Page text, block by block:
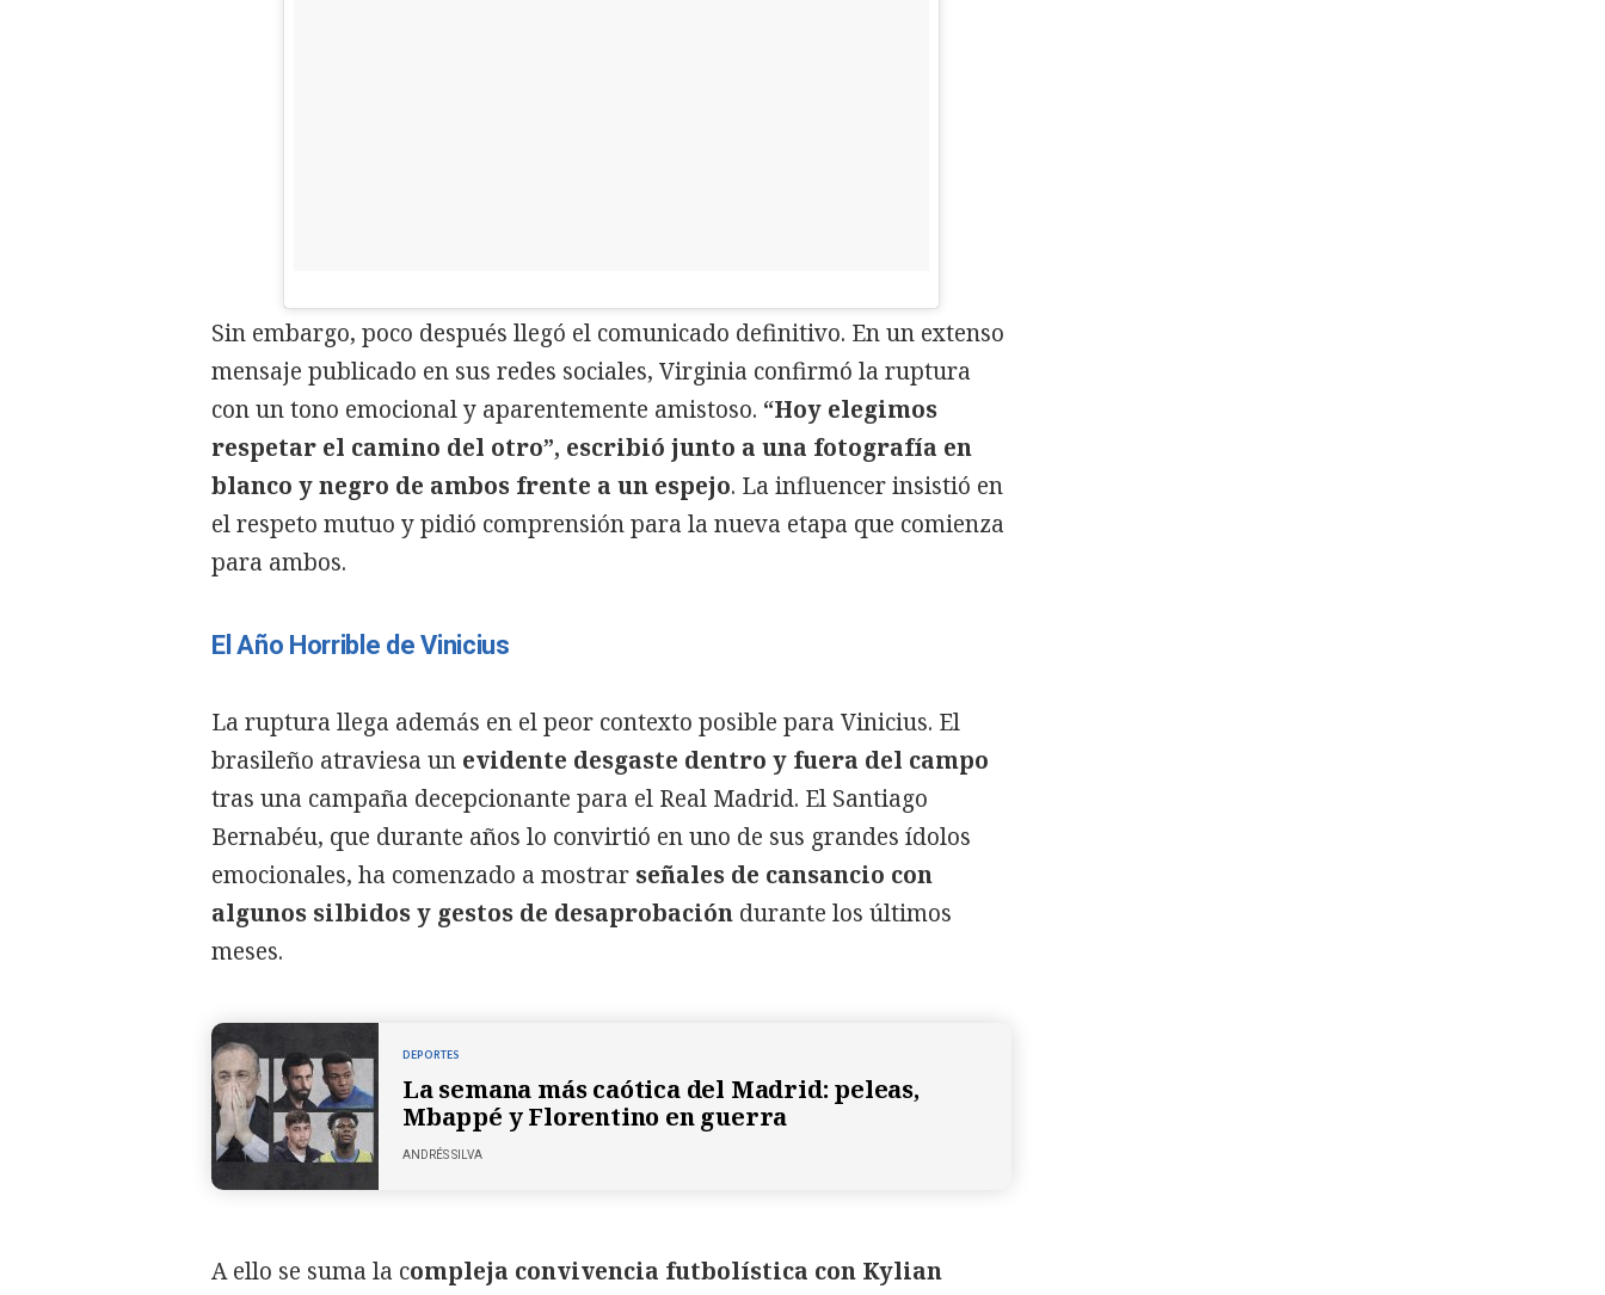
Sin embargo, poco después llegó el comunicado definitivo. En un extenso
mensaje publicado en sus redes sociales, Virginia confirmó la ruptura
con un tono emocional y aparentemente amistoso. “Hoy elegimos
respetar el camino del otro”, escribió junto a una fotografía en
blanco y negro de ambos frente a un espejo. La influencer insistió en
el respeto mutuo y pidió comprensión para la nueva etapa que comienza
para ambos.
El Año Horrible de Vinicius
La ruptura llega además en el peor contexto posible para Vinicius. El
brasileño atraviesa un evidente desgaste dentro y fuera del campo
tras una campaña decepcionante para el Real Madrid. El Santiago
Bernabéu, que durante años lo convirtió en uno de sus grandes ídolos
emocionales, ha comenzado a mostrar señales de cansancio con
algunos silbidos y gestos de desaprobación durante los últimos
meses.
DEPORTES
La semana más caótica del Madrid: peleas,
Mbappé y Florentino en guerra
ANDRÉS SILVA
A ello se suma la compleja convivencia futbolística con Kylian